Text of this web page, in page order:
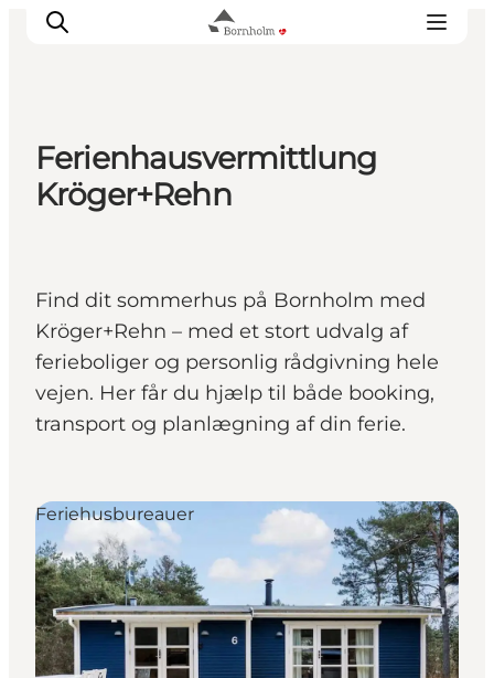
Se & opleve
Kyst & Natur
Rejse & ferieform
Planlæg din tur
Ferienhausvermittlung
Kröger+Rehn
Find dit sommerhus på Bornholm med
Kröger+Rehn – med et stort udvalg af
ferieboliger og personlig rådgivning hele
vejen. Her får du hjælp til både booking,
transport og planlægning af din ferie.
Feriehusbureauer